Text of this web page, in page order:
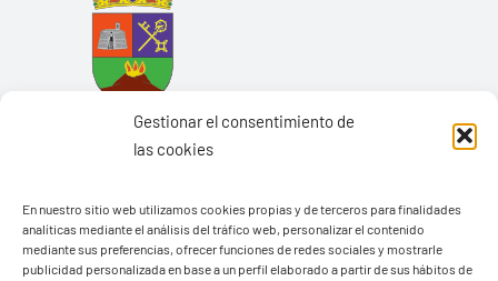
Gestionar el consentimiento de
las cookies
En nuestro sitio web utilizamos cookies propias y de terceros para finalidades
analíticas mediante el análisis del tráfico web, personalizar el contenido
mediante sus preferencias, ofrecer funciones de redes sociales y mostrarle
publicidad personalizada en base a un perfil elaborado a partir de sus hábitos de
Ayuntamiento de Yaiza